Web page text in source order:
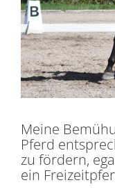
Meine
Pferd
zu fördern,
ein